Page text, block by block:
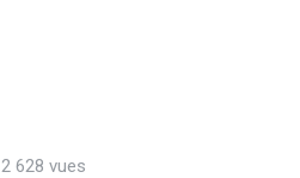
2 628 vues